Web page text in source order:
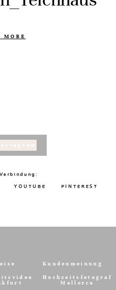
MORE
YOUTUBE PINTEREST
Kundenmeinung
Hochzeitsfotograf
Mallorca